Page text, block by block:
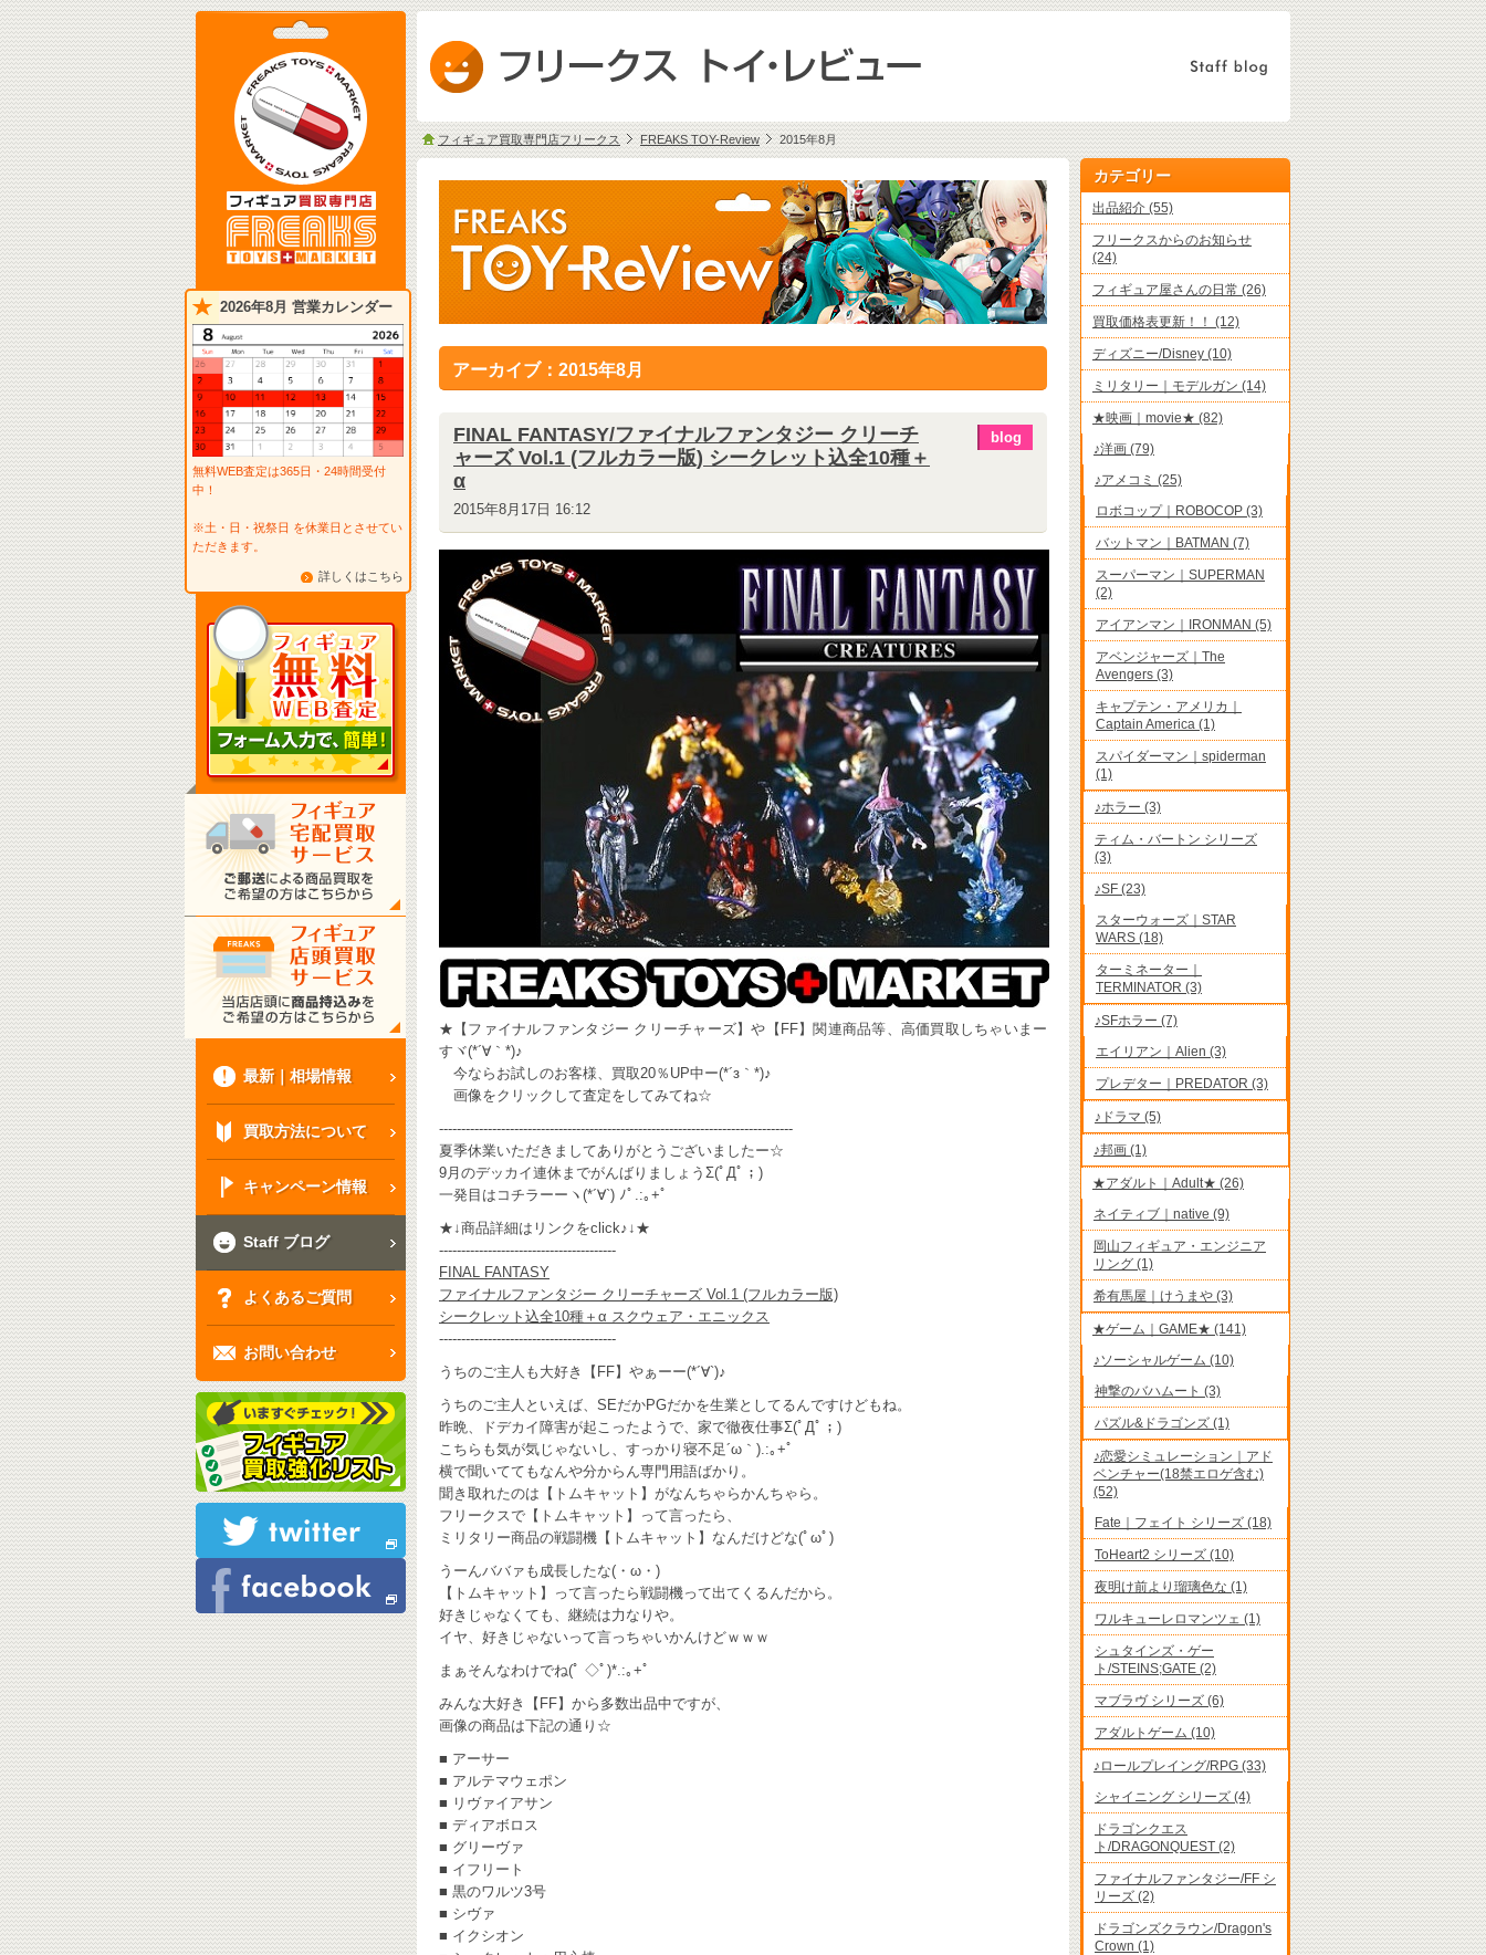
2026年8月 営業カレンダー
無料WEB査定は365日・24時間受付
中！
※土・日・祝祭日 を休業日とさせてい
ただきます。
詳しくはこちら
最新｜相場情報
買取方法について
キャンペーン情報
Staff ブログ
よくあるご質問
お問い合わせ
フィギュア買取専門店フリークス FREAKS TOY-Review 2015年8月
アーカイブ：2015年8月
FINAL FANTASY/ファイナルファンタジー クリーチ
ャーズ Vol.1 (フルカラー版) シークレット込全10種＋
α
2015年8月17日 16:12
blog
★【ファイナルファンタジー クリーチャーズ】や【FF】関連商品等、高価買取しちゃいまー
すヾ(*´∀｀*)♪
今ならお試しのお客様、買取20％UP中ー(*´з｀*)♪
画像をクリックして査定をしてみてね☆
--------------------------------------------------------------------------------
夏季休業いただきましてありがとうございましたー☆
9月のデッカイ連休までがんばりましょうΣ(ﾟДﾟ；)
一発目はコチラーーヽ(*´∀`) ﾉﾟ.:｡+ﾟ
★↓商品詳細はリンクをclick♪↓★
----------------------------------------
FINAL FANTASY
ファイナルファンタジー クリーチャーズ Vol.1 (フルカラー版)
シークレット込全10種＋α スクウェア・エニックス
----------------------------------------
うちのご主人も大好き【FF】やぁーー(*´∀`)♪
うちのご主人といえば、SEだかPGだかを生業としてるんですけどもね。
昨晩、ドデカイ障害が起こったようで、家で徹夜仕事Σ(ﾟДﾟ；)
こちらも気が気じゃないし、すっかり寝不足´ω｀).:｡+ﾟ
横で聞いててもなんや分からん専門用語ばかり。
聞き取れたのは【トムキャット】がなんちゃらかんちゃら。
フリークスで【トムキャット】って言ったら、
ミリタリー商品の戦闘機【トムキャット】なんだけどな(ﾟωﾟ)
うーんババァも成長したな(・ω・)
【トムキャット】って言ったら戦闘機って出てくるんだから。
好きじゃなくても、継続は力なりや。
イヤ、好きじゃないって言っちゃいかんけどｗｗｗ
まぁそんなわけでね(ﾟ ◇ﾟ)*.:｡+ﾟ
みんな大好き【FF】から多数出品中ですが、
画像の商品は下記の通り☆
■ アーサー
■ アルテマウェポン
■ リヴァイアサン
■ ディアボロス
■ グリーヴァ
■ イフリート
■ 黒のワルツ3号
■ シヴァ
■ イクシオン
カテゴリー
出品紹介 (55)
フリークスからのお知らせ
(24)
フィギュア屋さんの日常 (26)
買取価格表更新！！ (12)
ディズニー/Disney (10)
ミリタリー｜モデルガン (14)
★映画｜movie★ (82)
♪洋画 (79)
♪アメコミ (25)
ロボコップ｜ROBOCOP (3)
バットマン｜BATMAN (7)
スーパーマン｜SUPERMAN
(2)
アイアンマン｜IRONMAN (5)
アベンジャーズ｜The
Avengers (3)
キャプテン・アメリカ｜
Captain America (1)
スパイダーマン｜spiderman
(1)
♪ホラー (3)
ティム・バートン シリーズ
(3)
♪SF (23)
スターウォーズ｜STAR
WARS (18)
ターミネーター｜
TERMINATOR (3)
♪SFホラー (7)
エイリアン｜Alien (3)
プレデター｜PREDATOR (3)
♪ドラマ (5)
♪邦画 (1)
★アダルト｜Adult★ (26)
ネイティブ｜native (9)
岡山フィギュア・エンジニア
リング (1)
希有馬屋｜けうまや (3)
★ゲーム｜GAME★ (141)
♪ソーシャルゲーム (10)
神撃のバハムート (3)
パズル&ドラゴンズ (1)
♪恋愛シミュレーション｜アド
ベンチャー(18禁エロゲ含む)
(52)
Fate｜フェイト シリーズ (18)
ToHeart2 シリーズ (10)
夜明け前より瑠璃色な (1)
ワルキューレロマンツェ (1)
シュタインズ・ゲー
ト/STEINS;GATE (2)
マブラヴ シリーズ (6)
アダルトゲーム (10)
♪ロールプレイング/RPG (33)
シャイニング シリーズ (4)
ドラゴンクエス
ト/DRAGONQUEST (2)
ファイナルファンタジー/FF シ
リーズ (2)
ドラゴンズクラウン/Dragon's
Crown (1)